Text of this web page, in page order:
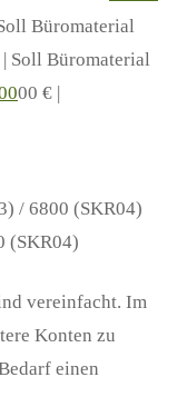
Büromaterial
| Soll Büromaterial
00 € |
/ 6800 (SKR04)
(SKR04)
vereinfacht. Im
Konten zu
einen